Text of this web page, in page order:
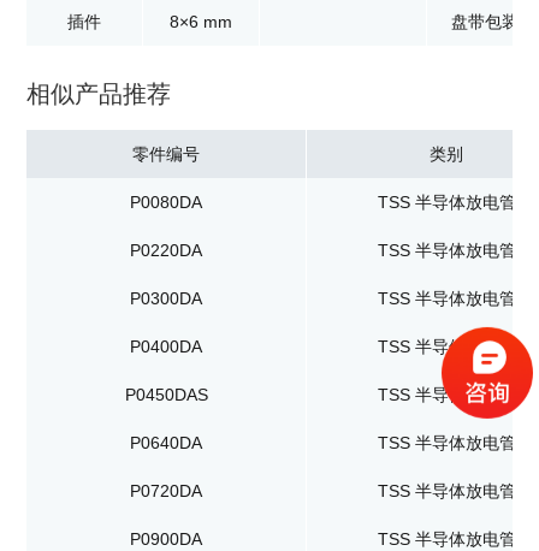
插件 8×6 mm 盘带包装
相似产品推荐
零件编号 类别
P0080DA TSS 半导体放电管
P0220DA TSS 半导体放电管
P0300DA TSS 半导体放电管
P0400DA TSS 半导体放电管
P0450DAS TSS 半导体放电管
P0640DA TSS 半导体放电管
P0720DA TSS 半导体放电管
P0900DA TSS 半导体放电管